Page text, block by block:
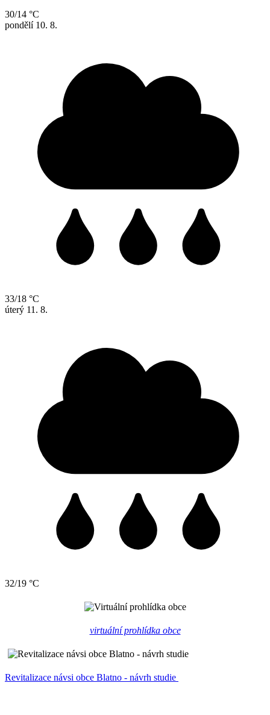
30/14 °C
pondělí 10. 8.
33/18 °C
úterý 11. 8.
32/19 °C
virtuální prohlídka obce
Revitalizace návsi obce Blatno - návrh studie